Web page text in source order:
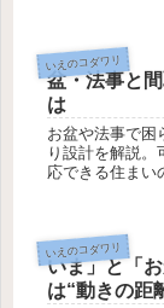
いえのコダワリ
盆・法事と
は
お盆や法事で困
り設計を解説。
応できる住まい
いえのコダワリ
いま」と「
は“動きの距